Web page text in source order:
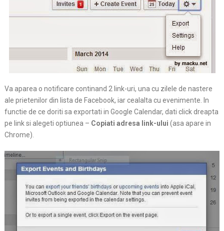
Va aparea o notificare continand 2 link-uri, una cu zilele de nastere
ale prietenilor din lista de Facebook, iar cealalta cu evenimente. In
functie de ce doriti sa exportati in Google Calendar, dati click dreapta
pe link si alegeti optiunea – Copiati adresa link-ului (asa apare in
Chrome).